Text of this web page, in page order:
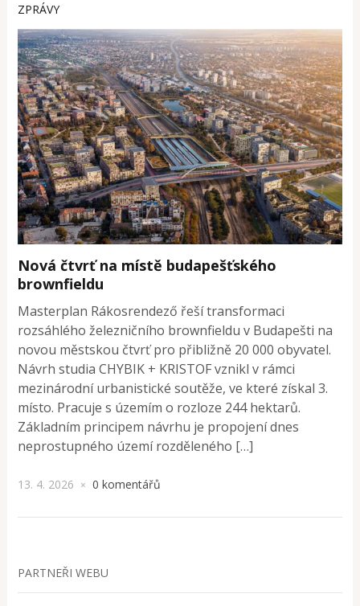
ZPRÁVY
Nová čtvrť na místě budapešťského
brownfieldu
Masterplan Rákosrendező řeší transformaci
rozsáhlého železničního brownfieldu v Budapešti na
novou městskou čtvrť pro přibližně 20 000 obyvatel.
Návrh studia CHYBIK + KRISTOF vznikl v rámci
mezinárodní urbanistické soutěže, ve které získal 3.
místo. Pracuje s územím o rozloze 244 hektarů.
Základním principem návrhu je propojení dnes
neprostupného území rozděleného […]
13. 4. 2026 × 0 komentářů
PARTNEŘI WEBU